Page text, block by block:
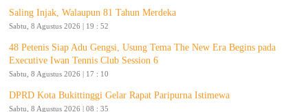
Saling Injak, Walaupun 81 Tahun Merdeka
Sabtu, 8 Agustus 2026 | 19 : 52
48 Petenis Siap Adu Gengsi, Usung Tema The New Era Begins pada
Executive Iwan Tennis Club Session 6
Sabtu, 8 Agustus 2026 | 17 : 10
DPRD Kota Bukittinggi Gelar Rapat Paripurna Istimewa
Sabtu, 8 Agustus 2026 | 08 : 35